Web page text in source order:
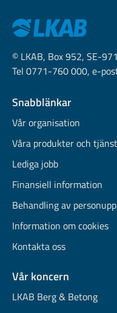
© LKAB, Box 952, SE-
Tel 0771-760 000, e-
Snabblänkar
Vår organisation
Våra produkter och
Lediga jobb
Finansiell information
Behandling av
Information om cookies
Kontakta oss
Vår koncern
LKAB Berg & Betong